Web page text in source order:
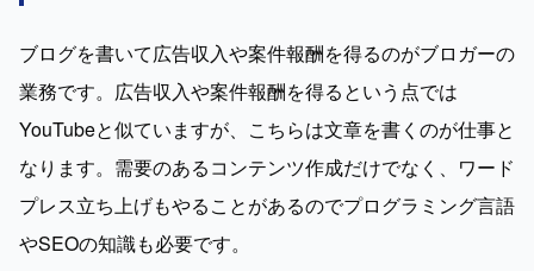
ブログを書いて広告収入や案件報酬を得るのがブロガーの
業務です。広告収入や案件報酬を得るという点では
YouTubeと似ていますが、こちらは文章を書くのが仕事と
なります。需要のあるコンテンツ作成だけでなく、ワード
プレス立ち上げもやることがあるのでプログラミング言語
やSEOの知識も必要です。